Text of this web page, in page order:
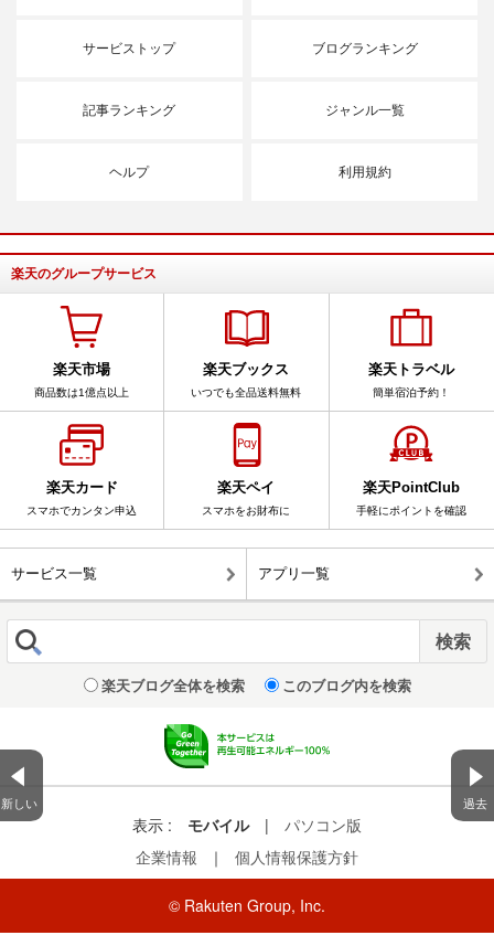
新しい 過去
サービストップ ブログランキング
記事ランキング ジャンル一覧
ヘルプ 利用規約
楽天のグループサービス
楽天市場
商品数は1億点以上
楽天ブックス
いつでも全品送料無料
楽天トラベル
簡単宿泊予約！
楽天カード
スマホでカンタン申込
楽天ペイ
スマホをお財布に
楽天PointClub
手軽にポイントを確認
サービス一覧 アプリ一覧
楽天ブログ全体を検索 このブログ内を検索
表示 : モバイル |
パソコン版
企業情報
｜ 個人情報保護方針
© Rakuten Group, Inc.